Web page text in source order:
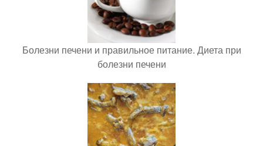
Болезни печени и правильное питание. Диета при
болезни печени